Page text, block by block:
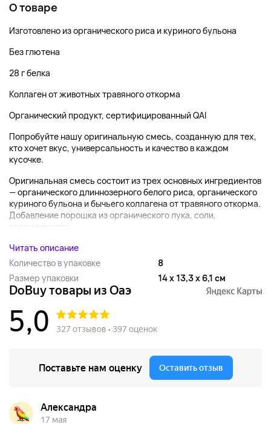
О товаре
Изготовлено из органического риса и куриного бульона
Без глютена
28 г белка
Коллаген от животных травяного откорма
Органический продукт, сертифицированный QAI
Попробуйте нашу оригинальную смесь, созданную для тех,
кто хочет вкус, универсальность и качество в каждом
кусочке.
Оригинальная смесь состоит из трех основных ингредиентов
— органического длиннозерного белого риса, органического
куриного бульона и бычьего коллагена от травяного откорма.
Добавление порошка из органического лука, соли,
органического...
Читать описание
Количество в упаковке
8
Размер упаковки
14 x 13,3 x 6,1 см